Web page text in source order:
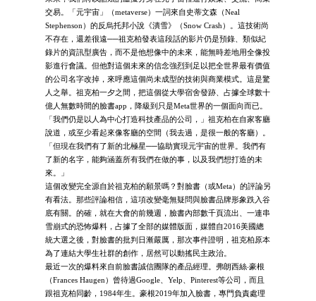
交易。「元宇宙」（metaverse）一詞來自史蒂文森（Neal
Stephenson）的反烏托邦小說《潰雪》（Snow Crash）。這技術尚
不存在，還差很遠──祖克柏發表這段話的影片仍是預錄、類似紀
錄片的資訊型廣告，而不是他想像中的未來，能無時差地用全像投
影進行會議。但他對這個未來的信念強烈到足以把全世界最有價值
的公司名字改掉，來呼應這個尚未成型的技術與商業模式。這是驚
人之舉。祖克柏一夕之間，把這個從大學宿舍發跡、占據全球數十
億人無數時間的臉書app，降級到只是Meta世界的一個面向而已。
「我們仍是以人為中心打造科技產品的公司，」祖克柏在自家客廳
說道，或至少看起來像客廳的空間（我去過，是很一般的客廳）。
「但現在我們有了新的北極星──協助實現元宇宙的世界。我們有
了新的名字，能夠涵蓋所有我們在做的事，以及我們想打造的未
來。」
這個改變完全源自於祖克柏的願景嗎？對臉書（或Meta）的評論另
有看法。那些評論相信，這項改變毫無疑問與臉書品牌形象跌入谷
底有關。的確，就在大會的前幾週，臉書內部數千頁流出、一連串
雪崩式的恐怖爆料，占據了全部的媒體版面，媒體自2016美國總
統大選之後，對臉書的批判日漸嚴厲，那次事件證明，祖克柏原本
為了連結大學生社群的創作，居然可以動搖民主政治。
最近一次的爆料來自前臉書誠信團隊的產品經理。弗朗西絲‧豪根
（Frances Haugen）曾待過Google、Yelp、Pinterest等公司，而且
跟祖克柏同齡，1984年生。豪根2019年加入臉書，專門負責處理